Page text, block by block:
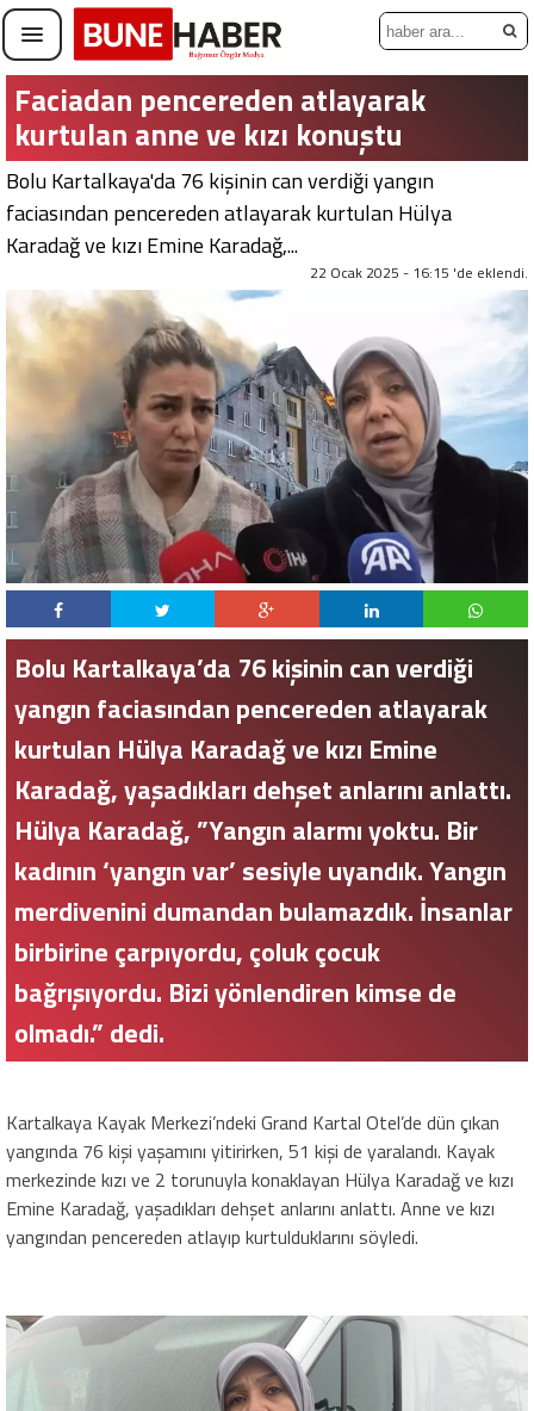
Faciadan pencereden atlayarak
kurtulan anne ve kızı konuştu
Bolu Kartalkaya'da 76 kişinin can verdiği yangın
faciasından pencereden atlayarak kurtulan Hülya
Karadağ ve kızı Emine Karadağ,...
22 Ocak 2025 - 16:15 'de eklendi.
Bolu Kartalkaya’da 76 kişinin can verdiği
yangın faciasından pencereden atlayarak
kurtulan Hülya Karadağ ve kızı Emine
Karadağ, yaşadıkları dehşet anlarını anlattı.
Hülya Karadağ, ”Yangın alarmı yoktu. Bir
kadının ‘yangın var’ sesiyle uyandık. Yangın
merdivenini dumandan bulamazdık. İnsanlar
birbirine çarpıyordu, çoluk çocuk
bağrışıyordu. Bizi yönlendiren kimse de
olmadı.” dedi.
Kartalkaya Kayak Merkezi’ndeki Grand Kartal Otel’de dün çıkan
yangında 76 kişi yaşamını yitirirken, 51 kişi de yaralandı. Kayak
merkezinde kızı ve 2 torunuyla konaklayan Hülya Karadağ ve kızı
Emine Karadağ, yaşadıkları dehşet anlarını anlattı. Anne ve kızı
yangından pencereden atlayıp kurtulduklarını söyledi.